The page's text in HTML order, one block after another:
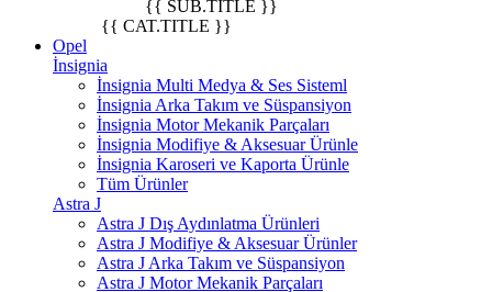
{{ SUB.TITLE }}
{{ CAT.TITLE }}
Opel
İnsignia
İnsignia Multi Medya & Ses Sisteml
İnsignia Arka Takım ve Süspansiyon
İnsignia Motor Mekanik Parçaları
İnsignia Modifiye & Aksesuar Ürünle
İnsignia Karoseri ve Kaporta Ürünle
Tüm Ürünler
Astra J
Astra J Dış Aydınlatma Ürünleri
Astra J Modifiye & Aksesuar Ürünler
Astra J Arka Takım ve Süspansiyon
Astra J Motor Mekanik Parçaları